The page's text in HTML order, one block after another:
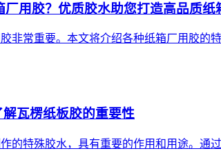
用胶？优质胶水助您打造高品质纸
非常重要。本文将介绍各种纸箱厂用胶
瓦楞纸板胶的重要性
的特殊胶水，具有重要的作用和用途。通